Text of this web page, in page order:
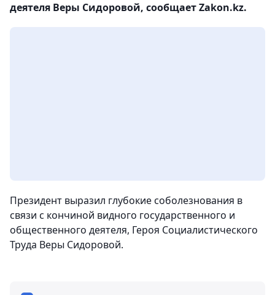
деятеля Веры Сидоровой, сообщает Zakon.kz.
Президент выразил глубокие соболезнования в
связи с кончиной видного государственного и
общественного деятеля, Героя Социалистического
Труда Веры Сидоровой.